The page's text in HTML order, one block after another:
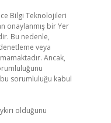
Bilgi Teknolojileri
onaylanmış bir Yer
Bu nedenle,
veya
Ancak,
sorumluluğu kabul
olduğunu